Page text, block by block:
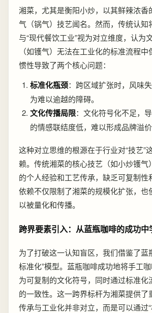
湘菜，尤其是衡阳小炒，以其鲜辣浓香
气（锅气）技艺闻名。然而，传统认知
与“现代餐饮工业”视为对立维度，认为
（如镬气）无法在工业化的标准流程
惯性导致了两个核心问题：
标准化瓶颈：跨区域扩张时，风味
为难以逾越的障碍。
文化传播局限：文化符号化不足，
的情感联结度低，难以形成品牌溢价
这种对立思维的根源在于行业对“技艺”
赖。传统湘菜的核心技艺（如小炒镬气
的个人经验和工艺传承，缺乏可复制性
依赖不仅限制了湘菜的规模化扩张，也
以被量化和传播。
跨界要素引入：从蓝瓶咖啡的成功中
为了打破这一认知盲区，我们借鉴了蓝
标准化”模型。蓝瓶咖啡成功地将手工
为可复制的文化符号，同时通过标准化
的一致性。这一跨界标杆为湘菜提供了
传承与工业化并非对立，而是可以通过